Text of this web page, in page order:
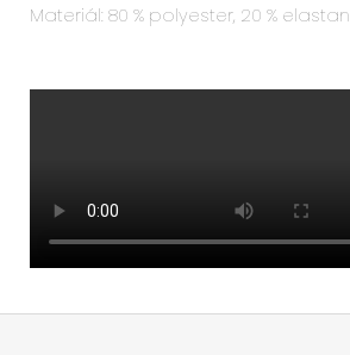
Materiál: 80 % polyester, 20 % elastan
Z